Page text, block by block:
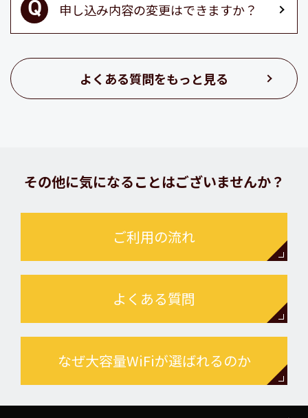
申し込み内容の変更はできますか？
よくある質問をもっと見る
その他に気になることはございませんか？
ご利用の流れ
よくある質問
なぜ大容量WiFiが選ばれるのか